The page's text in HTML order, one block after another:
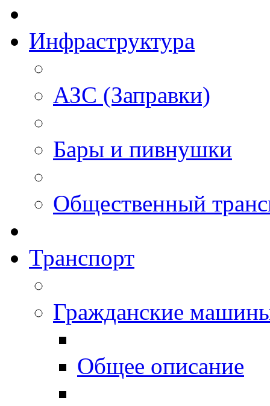
Инфраструктура
АЗС (Заправки)
Бары и пивнушки
Общественный
Транспорт
Гражданские
Общее описание